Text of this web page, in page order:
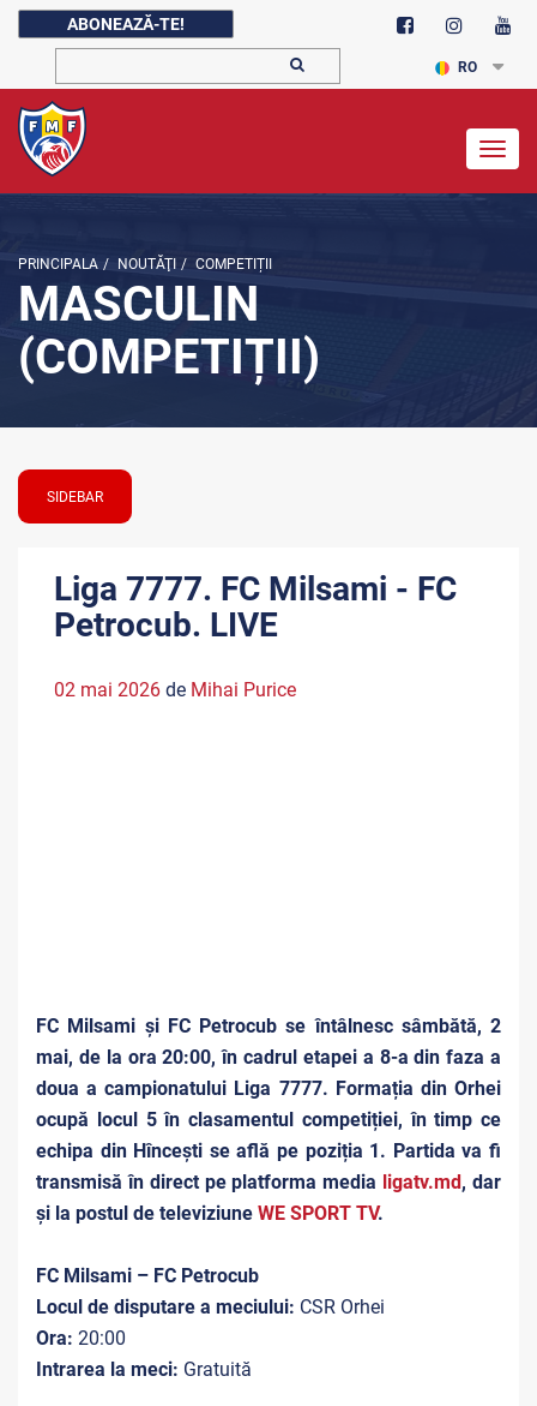
ABONEAZĂ-TE!
RO
PRINCIPALA / NOUTĂŢI / COMPETIȚII
MASCULIN
(COMPETIȚII)
SIDEBAR
Liga 7777. FC Milsami - FC
Petrocub. LIVE
02 mai 2026 de Mihai Purice
FC Milsami și FC Petrocub se întâlnesc sâmbătă, 2
mai, de la ora 20:00, în cadrul etapei a 8-a din faza a
doua a campionatului Liga 7777. Formația din Orhei
ocupă locul 5 în clasamentul competiției, în timp ce
echipa din Hîncești se află pe poziția 1. Partida va fi
transmisă în direct pe platforma media ligatv.md , dar
și la postul de televiziune WE SPORT TV.
FC Milsami – FC Petrocub
Locul de disputare a meciului: CSR Orhei
Ora: 20:00
Intrarea la meci: Gratuită